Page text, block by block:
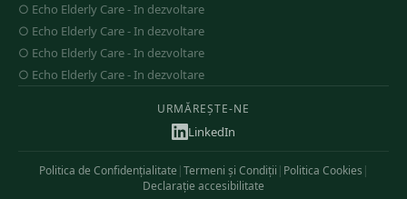
○ Echo Elderly Care-In dezvoltare
○ Echo Elderly Care-In dezvoltare
○ Echo Elderly Care-In dezvoltare
○ Echo Elderly Care-In dezvoltare
URMĂREȘTE-NE
LinkedIn
Politica de Confidențialitate |Termeni și Condiții | Politica Cookies |
Declarație accesibilitate